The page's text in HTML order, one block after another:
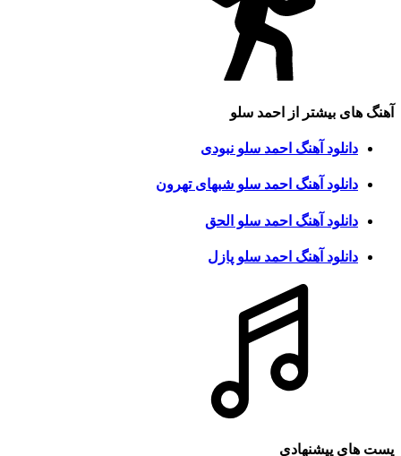
آهنگ های بیشتر از احمد سلو
دانلود آهنگ احمد سلو نبودی
دانلود آهنگ احمد سلو شبهای تهرون
دانلود آهنگ احمد سلو الحق
دانلود آهنگ احمد سلو پازل
پست های پیشنهادی